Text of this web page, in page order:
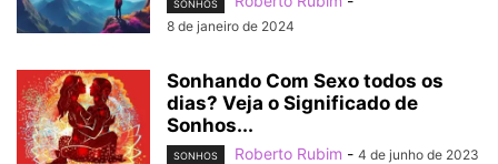
SONHOS
8 de janeiro de 2024
Sonhando Com Sexo todos os
dias? Veja o Significado de
Sonhos...
SONHOS Roberto Rubim - 4 de junho de 2023